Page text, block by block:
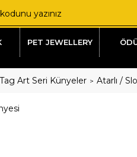
PET JEWELLERY
Art Seri Künyeler Atarlı /